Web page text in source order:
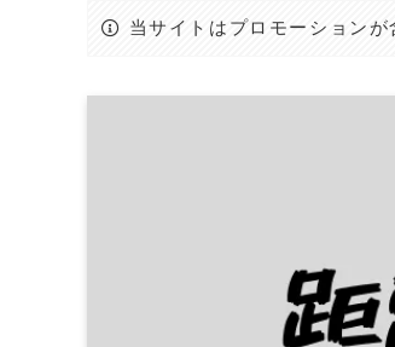
当サイトはプロモーションが